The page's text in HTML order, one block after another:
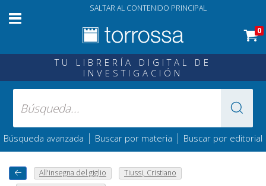
SALTAR AL CONTENIDO PRINCIPAL
0
TU LIBRERÍA DIGITAL DE
INVESTIGACIÓN
Búsqueda avanzada | Buscar por materia | Buscar por editorial
All'insegna del giglio
Tiussi, Cristiano